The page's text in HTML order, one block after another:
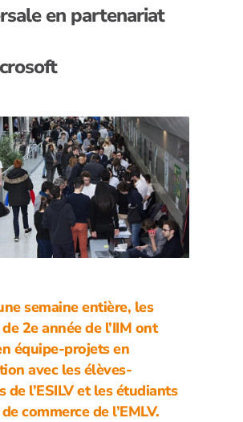
en partenariat
semaine entière, les
2e année de l’IIM ont
équipe-projets en
avec les élèves-
de l’ESILV et les étudiants
commerce de l’EMLV.